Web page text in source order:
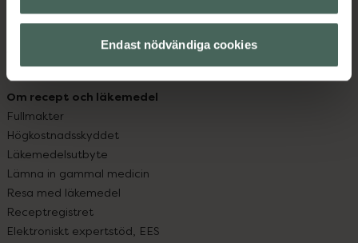
Endast nödvändiga cookies
Kundklubb
Sajtens tillgänglighet
Köpvillkor
Om recept och läkemedel
Fullmakter
Högkostnadsskyddet
Läkemedelsutbyte
Lämna in gammal medicin
Resa med läkemedel
Receptregistret
Elektroniskt expertstöd, EES